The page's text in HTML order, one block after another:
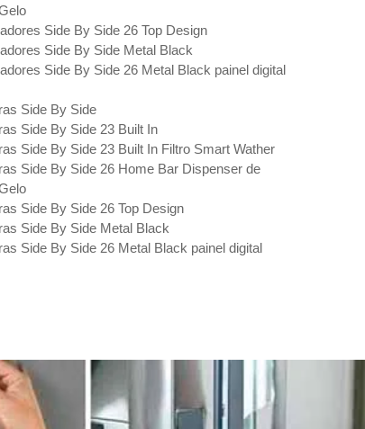
Side By Side 26 Top Design
Side By Side Metal Black
Side By Side 26 Metal Black painel digital
Side By Side
Side By Side 23 Built In
Side By Side 23 Built In Filtro Smart Wather
Side By Side 26 Home Bar Dispenser de
Side By Side 26 Top Design
Side By Side Metal Black
Side By Side 26 Metal Black painel digital